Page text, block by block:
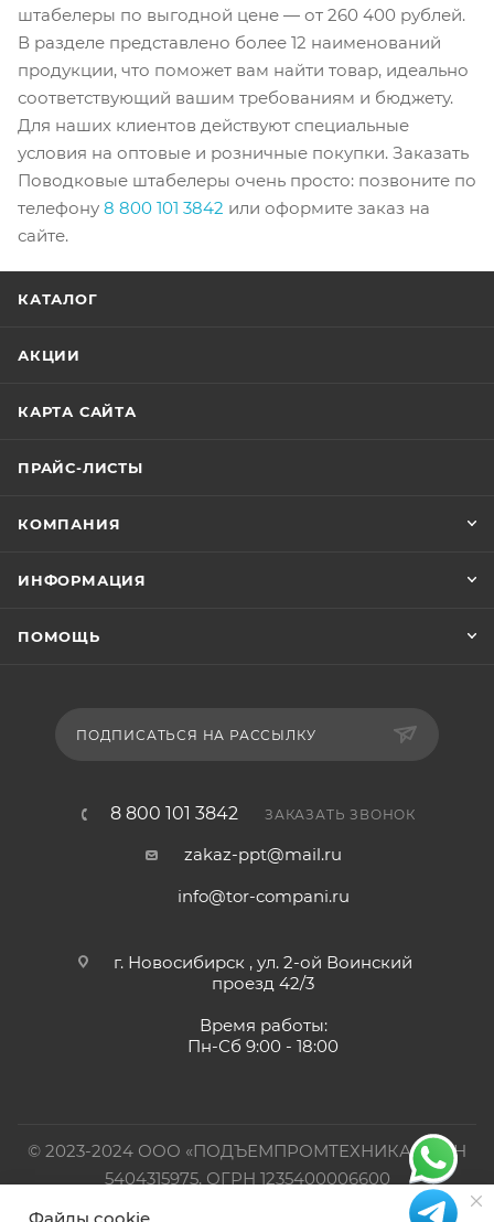
штабелеры по выгодной цене — от 260 400 рублей.
В разделе представлено более 12 наименований
продукции, что поможет вам найти товар, идеально
соответствующий вашим требованиям и бюджету.
Для наших клиентов действуют специальные
условия на оптовые и розничные покупки. Заказать
Поводковые штабелеры очень просто: позвоните по
телефону 8 800 101 3842 или оформите заказ на
сайте.
КАТАЛОГ
АКЦИИ
КАРТА САЙТА
ПРАЙС-ЛИСТЫ
КОМПАНИЯ
ИНФОРМАЦИЯ
ПОМОЩЬ
ПОДПИСАТЬСЯ НА РАССЫЛКУ
8 800 101 3842 ЗАКАЗАТЬ ЗВОНОК
zakaz-ppt@mail.ru
info@tor-compani.ru
г. Новосибирск , ул. 2-ой Воинский
проезд 42/3
Время работы:
Пн-Сб 9:00 - 18:00
© 2023-2024 ООО «ПОДЪЕМПРОМТЕХНИКА». ИНН
5404315975, ОГРН 1235400006600